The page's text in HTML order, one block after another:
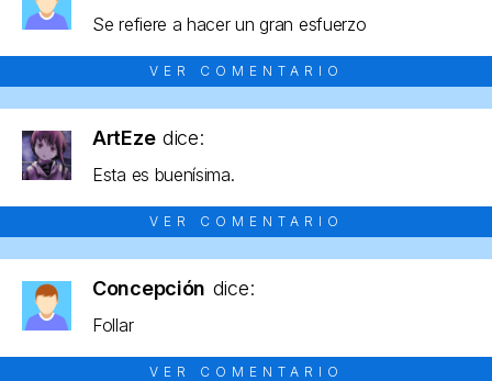
Se refiere a hacer un gran esfuerzo
VER COMENTARIO
ArtEze dice:
Esta es buenísima.
VER COMENTARIO
Concepción dice:
Follar
VER COMENTARIO